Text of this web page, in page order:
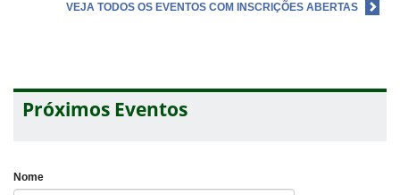
VEJA TODOS OS EVENTOS COM INSCRIÇÕES ABERTAS
Próximos Eventos
Nome